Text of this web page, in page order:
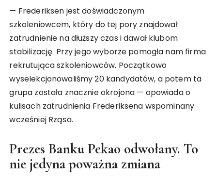
— Frederiksen jest doświadczonym
szkoleniowcem, który do tej pory znajdował
zatrudnienie na dłuższy czas i dawał klubom
stabilizację. Przy jego wyborze pomogła nam firma
rekrutująca szkoleniowców. Początkowo
wyselekcjonowaliśmy 20 kandydatów, a potem ta
grupa została znacznie okrojona — opowiada o
kulisach zatrudnienia Frederiksena wspominany
wcześniej Rząsa.
Prezes Banku Pekao odwołany. To
nie jedyna poważna zmiana